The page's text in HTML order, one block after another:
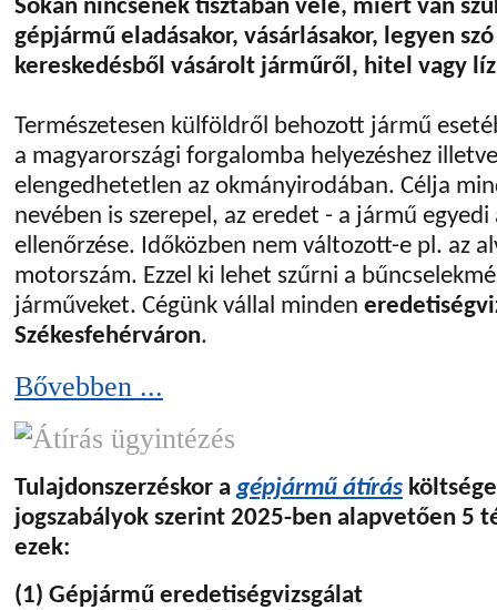
Sokan nincsenek tisztában vele, miért van
gépjármű eladásakor, vásárlásakor, legyen
kereskedésből vásárolt járműről, hitel vagy
Természetesen külföldről behozott jármű
a magyarországi forgalomba helyezéshez
elengedhetetlen az okmányirodában. Célja
nevében is szerepel, az eredet - a jármű
ellenőrzése. Időközben nem változott-e pl. az
motorszám. Ezzel ki lehet szűrni a
járműveket. Cégünk vállal minden
Székesfehérváron.
Bővebben ...
Tulajdonszerzéskor agépjármű átírás
jogszabályok szerint 2025-ben alapvetően 5
ezek:
(1) Gépjármű eredetiségvizsgálat